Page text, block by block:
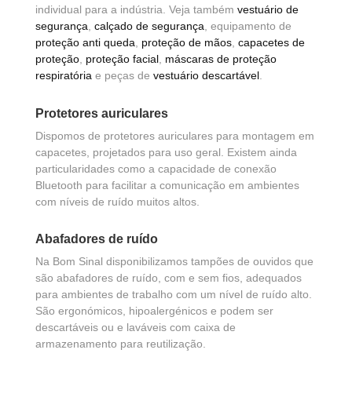
individual para a indústria. Veja também vestuário de
segurança, calçado de segurança, equipamento de
proteção anti queda, proteção de mãos, capacetes de
proteção, proteção facial , máscaras de proteção
respiratória e peças de vestuário descartável .
Protetores auriculares
Dispomos de protetores auriculares para montagem em
capacetes, projetados para uso geral. Existem ainda
particularidades como a capacidade de conexão
Bluetooth para facilitar a comunicação em ambientes
com níveis de ruído muitos altos.
Abafadores de ruído
Na Bom Sinal disponibilizamos tampões de ouvidos que
são abafadores de ruído, com e sem fios, adequados
para ambientes de trabalho com um nível de ruído alto.
São ergonómicos, hipoalergénicos e podem ser
descartáveis ou e laváveis com caixa de
armazenamento para reutilização.